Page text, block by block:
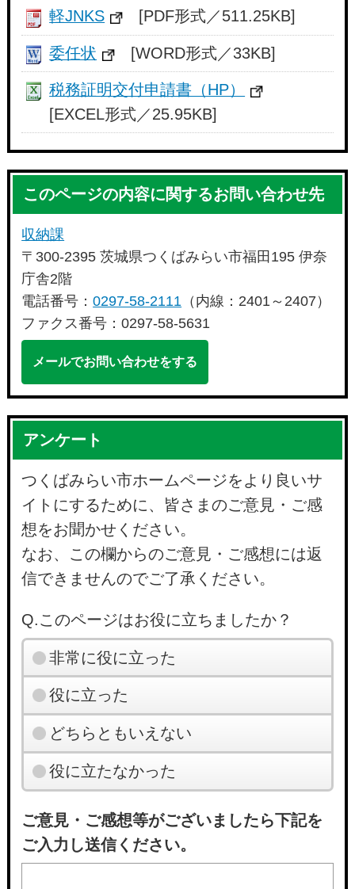
軽JNKS [PDF形式／511.25KB]
委任状 [WORD形式／33KB]
税務証明交付申請書（HP）
[EXCEL形式／25.95KB]
このページの内容に関するお問い合わせ先
収納課
〒300-2395 茨城県つくばみらい市福田195 伊奈
庁舎2階
電話番号：0297-58-2111 （内線：2401～2407）
ファクス番号：0297-58-5631
メールでお問い合わせをする
アンケート
つくばみらい市ホームページをより良いサ
イトにするために、皆さまのご意見・ご感
想をお聞かせください。
なお、この欄からのご意見・ご感想には返
信できませんのでご了承ください。
Q.このページはお役に立ちましたか？
非常に役に立った
役に立った
どちらともいえない
役に立たなかった
ご意見・ご感想等がございましたら下記を
ご入力し送信ください。